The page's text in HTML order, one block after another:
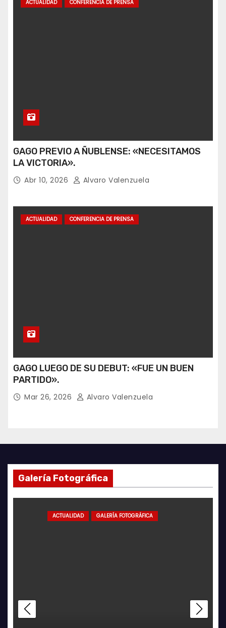
ACTUALIDAD CONFERENCIA DE PRENSA
GAGO PREVIO A ÑUBLENSE: «NECESITAMOS
LA VICTORIA».
Abr 10, 2026 Alvaro Valenzuela
ACTUALIDAD CONFERENCIA DE PRENSA
GAGO LUEGO DE SU DEBUT: «FUE UN BUEN
PARTIDO».
Mar 26, 2026 Alvaro Valenzuela
Galería Fotográfica
ACTUALIDAD GALERÍA FOTOGRÁFICA